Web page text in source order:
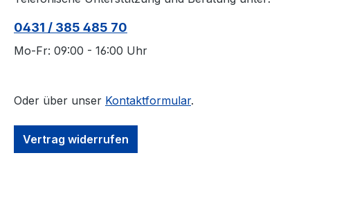
0431 / 385 485 70
Mo-Fr: 09:00 - 16:00 Uhr
Oder über unser Kontaktformular.
Vertrag widerrufen